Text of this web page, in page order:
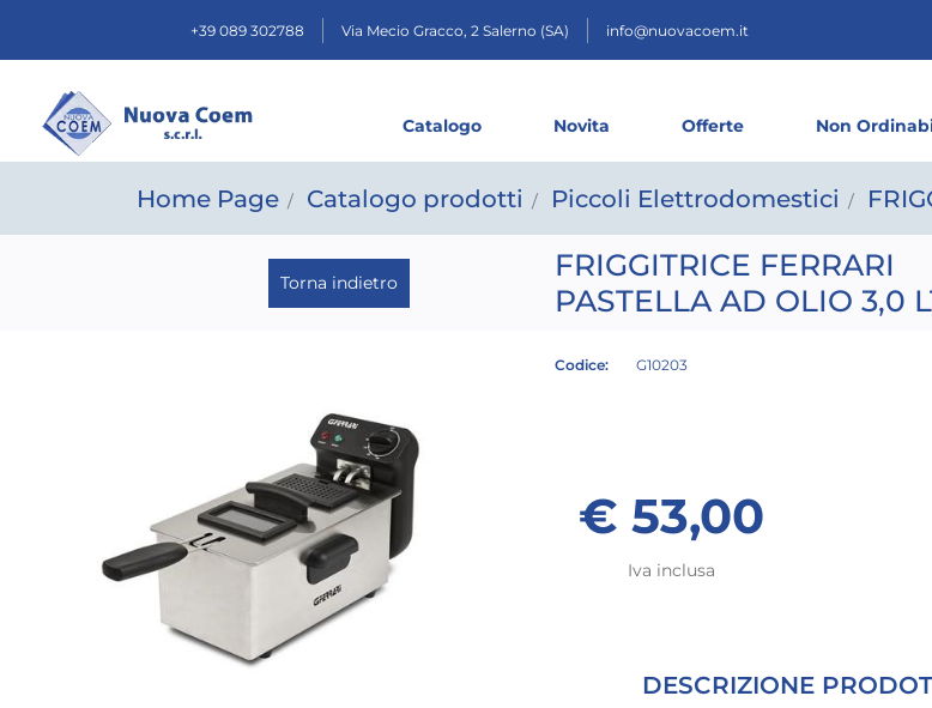
+39 089 302788 Via Mecio Gracco, 2 Salerno (SA) info@nuovacoem.it
Catalogo Novita Offerte Non
Home Page Catalogo prodotti Piccoli Elettrodomestici
Torna indietro
FRIGGITRICE FERRARI
PASTELLA AD OLIO 3,0
Codice: G10203
€ 53,00
Iva inclusa
DESCRIZIONE